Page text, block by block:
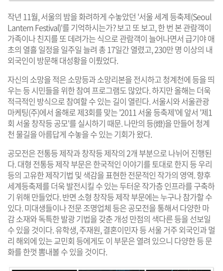
작년 11월, 서울의 밤을 화려하게 수놓았던 '서울 세계 등축제(Seoul
Lantern Festival)'를 기억하시는가? 보고 또 보고, 한 번 본 관람객이
가족이나 친지를 또 데려가는 식으로 관람객이 늘어나면서 급기야 애
초의 열흘 일정을 일주일 늘려 총 17일간 열렸고, 230만 명 이상의 내
외국인이 방문해 대성황을 이뤘었다.
자신의 소망을 적은 소망등과 소망리본을 전시하고 청계천에 등을 띄
우는 등 시민들을 위한 참여 프로그램도 많았다. 하지만 올해는 더욱
적극적인 방식으로 참여할 수 있는 길이 열린다. 서울시와 서울관광
마케팅(주)에서 올해로 제3회를 맞는 '2011 서울 등축제'에 앞서 '제1
회 서울 창작등 공모'를 실시하기 때문. 나만의 등(燈)을 만들어 청계
천 물길을 아름답게 수놓을 수 있는 기회가 왔다.
공모전은 전통등 제작과 창작등 제작의 2개 부분으로 나뉘어 진행된
다. 대형 전통등 제작 부문은 한국적인 이야기를 토대로 한지 등 우리
등의 고유한 제작기법 및 색감을 표현한 전문적인 작가의 영역. 향후
세계등축제를 더욱 발전시킬 수 있는 두터운 작가층 인프라를 구축하
기 위해 만들었다. 반면 소형 창작등 제작 부문에는 누구나 참가할 수
있다. 미대생들이나 전문 조명업체 등은 공모전을 통해서 다양한 마
감 소재와 독특한 발광 기법을 갖춘 개성 만점의 색다른 등을 선보일
수 있을 것이다. 유학생, 주재원, 결혼이민자 등 서울 거주 외국인과 멀
리 해외에 있는 교민회 등에게도 이 부문은 열려 있으니 다양한 등 문
화를 한껏 뽐내볼 수 있을 것이다.